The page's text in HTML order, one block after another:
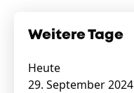
Weitere Tage
Heute
29. September 2024